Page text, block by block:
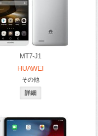
MT7-J1
HUAWEI
その他